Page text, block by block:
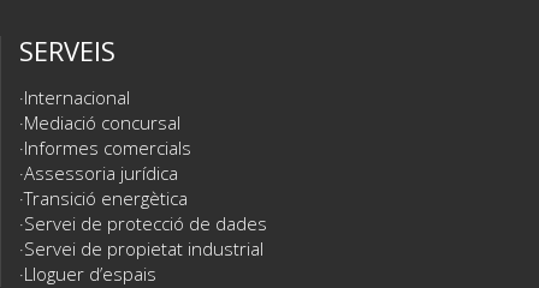
SERVEIS
Internacional
Mediació concursal
Informes comercials
Assessoria jurídica
Transició energètica
Servei de protecció de dades
Servei de propietat industrial
Lloguer d’espais